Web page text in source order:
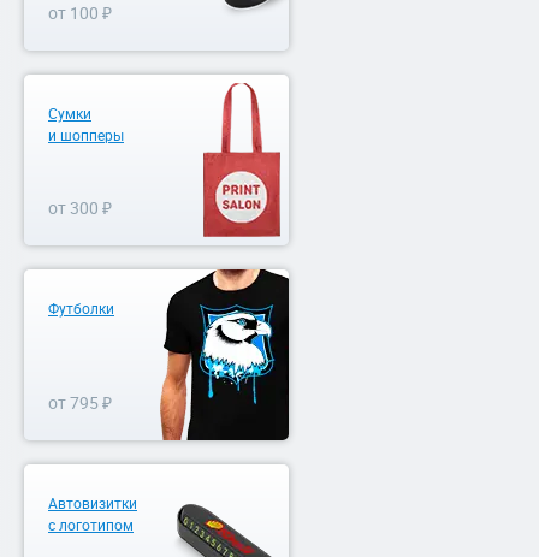
от 100 ₽
Сумки
и шопперы
от 300 ₽
Футболки
от 795 ₽
Автовизитки
с логотипом